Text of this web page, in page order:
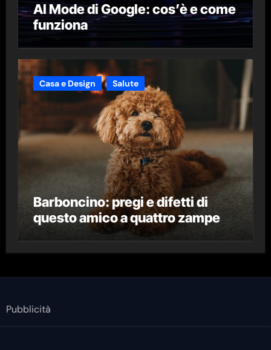
AI Mode di Google: cos’è e come
funziona
Casa e Design Salute
Barboncino: pregi e difetti di
questo amico a quattro zampe
Pubblicità